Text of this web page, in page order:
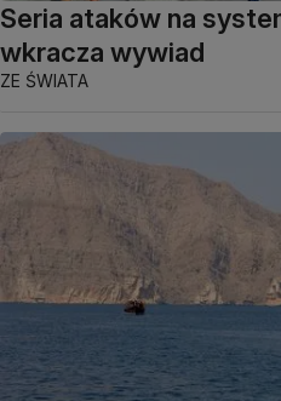
Seria ataków na
wkracza wywiad
ZE ŚWIATA